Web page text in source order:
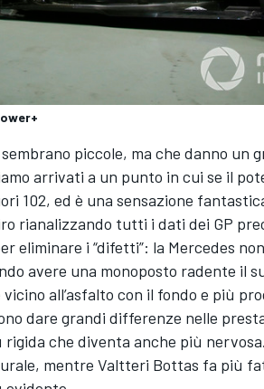
piccole, ma che danno un
arrivati a un punto in cui se il
102, ed è una sensazione
rianalizzando tutti i dati dei GP
eliminare i “difetti”: la Mercedes
avere una monoposto radente il
all’asfalto con il fondo e più
dare grandi differenze nelle
che diventa anche più
mentre Valtteri Bottas fa più